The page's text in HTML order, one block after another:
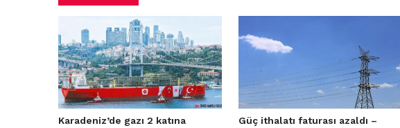
Karadeniz’de gazı 2 katına
Güç ithalatı faturası azaldı –